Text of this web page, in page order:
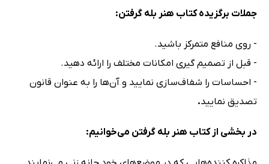
جملات برگزیده کتاب هنر بله گرفتن:
- روی منافع متمرکز باشید.
- قبل از تصمیم گیری امکانات مختلف را ارائه دهید.
- احساسات را شفاف‌سازی نمایید و آن‌ها را به عنوان قانون
تصدیق نمایید.
در بخشی از کتاب هنر بله گرفتن می‌خوانیم: